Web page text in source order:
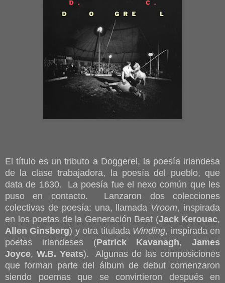
El título es un tributo a Doggerel, la poesía irlandesa
de la clase trabajadora, la poesía del pueblo, que
data de 1630. La poesía fue el nexo común que les
puso en contacto. Lanzaron dos colecciones
colectivas de poesía: una, llamada Vroom, inspirada
en los poetas de la Generación Beat (Jack Kerouac,
Allen Ginsberg) y otra titulada Winding, inspirada en
poetas irlandeses (Patrick Kavanagh, James
Joyce, W.B. Yeats). Algunas de las composiciones
que forman parte del álbum de debut comenzaron
siendo poemas que se convirtieron después en